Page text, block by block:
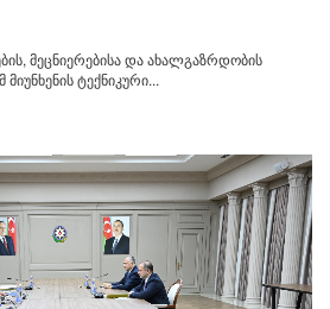
მეცნიერებისა და ახალგაზრდობის
მიუნხენის ტექნიკური...